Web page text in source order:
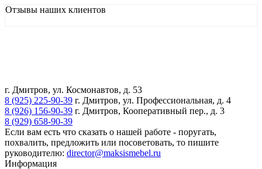
Отзывы наших клиентов
г. Дмитров, ул. Космонавтов, д. 53
8 (925) 225-90-39 г. Дмитров, ул. Профессиональная, д. 4
8 (926) 156-90-39 г. Дмитров, Кооперативный пер., д. 3
8 (929) 658-90-39
Если вам есть что сказать о нашей работе - поругать,
похвалить, предложить или посоветовать, то пишите
руководителю: director@maksismebel.ru
Информация